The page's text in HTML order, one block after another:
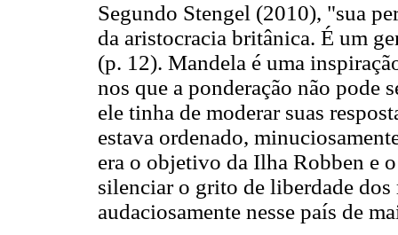
Segundo Stengel (2010), "sua
da aristocracia britânica. É um
(p. 12). Mandela é uma
nos que a ponderação não pode
ele tinha de moderar suas
estava ordenado,
era o objetivo da Ilha Robben e
silenciar o grito de liberdade
audaciosamente nesse país de